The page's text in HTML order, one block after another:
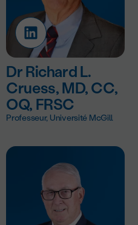
Dr Richard L.
Cruess, MD, CC,
OQ, FRSC
Professeur, Université McGill